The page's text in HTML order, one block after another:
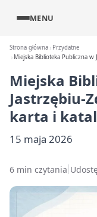
MENU
Strona główna
Przydatne
Miejska Biblioteka Publiczna
Miejska
Jastrzębiu-
karta i
15 maja 2026
6 min czytania